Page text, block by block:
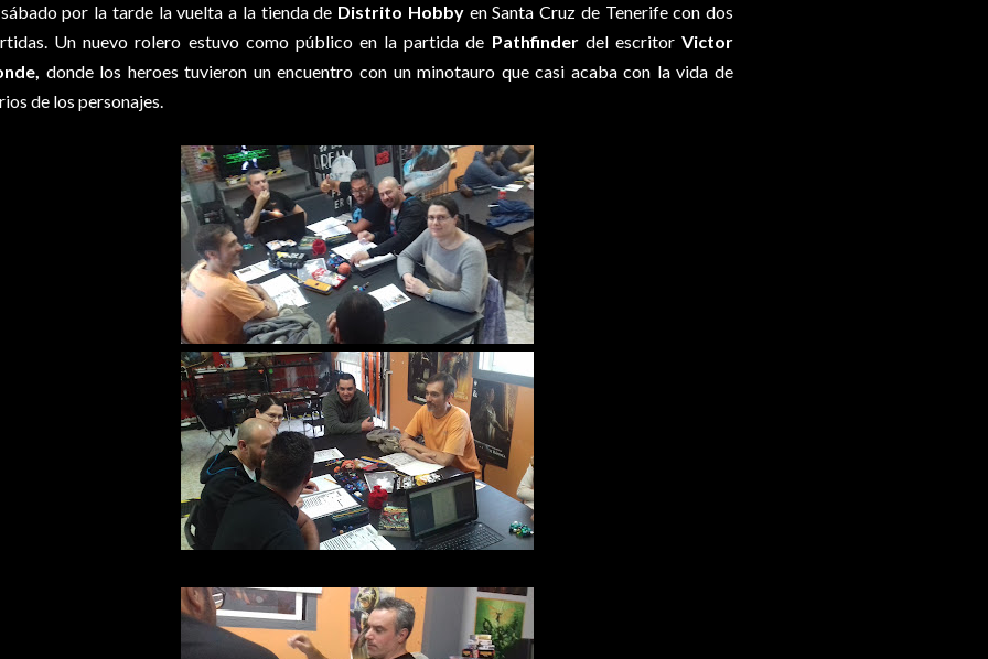
por la tarde la vuelta a la tienda de Distrito Hobbyen Santa Cruz de Tenerife con dos
Un nuevo rolero estuvo como público en la partida de Pathfinderdel escritorVictor
donde los heroes tuvieron un encuentro con un minotauro que casi acaba con la vida de
de los personajes.